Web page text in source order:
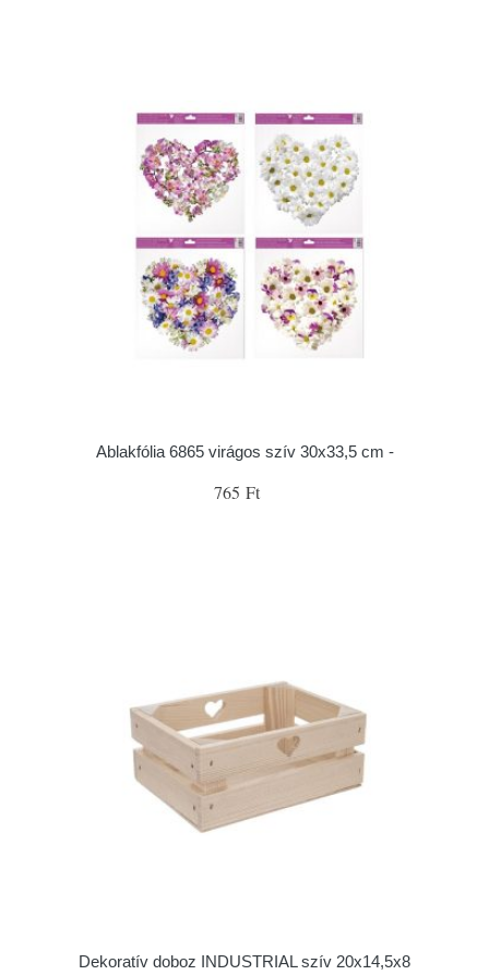
Ablakfólia 6865 virágos szív 30x33,5 cm -
765 Ft
Dekoratív doboz INDUSTRIAL szív 20x14,5x8